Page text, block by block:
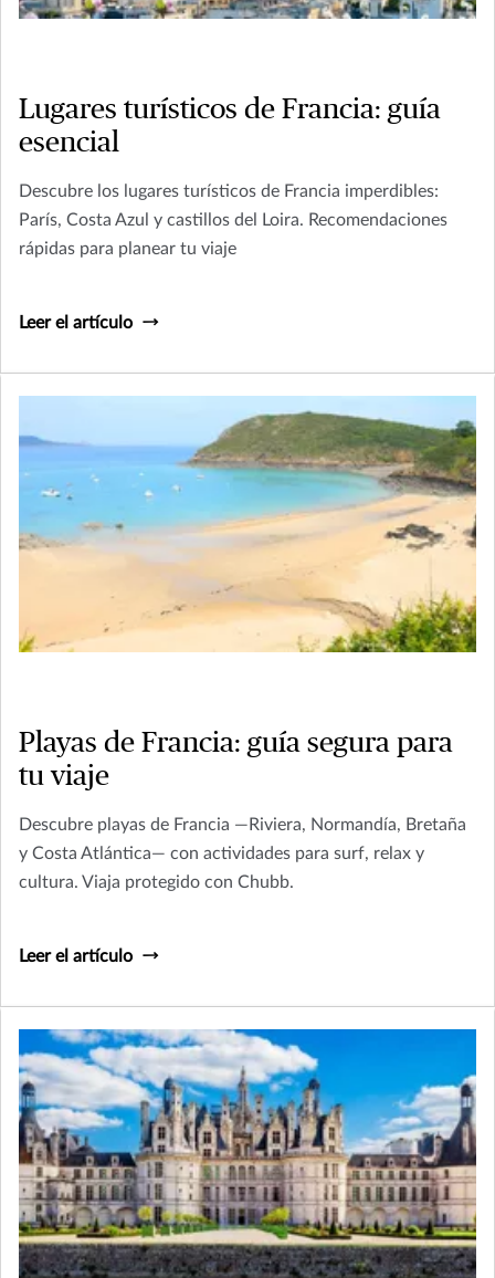
Lugares turísticos de Francia: guía
esencial
Descubre los lugares turísticos de Francia imperdibles:
París, Costa Azul y castillos del Loira. Recomendaciones
rápidas para planear tu viaje
Leer el artículo
Playas de Francia: guía segura para
tu viaje
Descubre playas de Francia —Riviera, Normandía, Bretaña
y Costa Atlántica— con actividades para surf, relax y
cultura. Viaja protegido con Chubb.
Leer el artículo